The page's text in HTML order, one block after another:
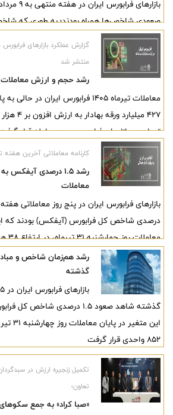
صعودی شاخص‌ها همراه بودند؛ به طوری که
سال جاری به ۴۴.۳ درصد رسید.
گزارش عملکرد بازارهای
منتشر شد
رشد حجم و ارزش معاملات در ۱۹ روز کاری
معاملات تیر‌ماه ۱۴۰۵ فرابورس ایران
تومان در بازارهای فرابورس مورد معامله قرار
(آیفکس) نیز در پایان ماه به ارتفاع ۳۸ هزار و ۸۵۳ واحد رسید.کارنامه معاملاتی آخرین هفته
رشد ۱.۵ درصدی
معاملات
درصدی شاخص کل فرابورس (آیفکس) بودند که
گرفت.
رشد هم‌زمان شاخص و
گذشته
گذشته شاهد صعود ۱.۵ درصدی
۸۵۲ واحدی قرار گرفت
تکمیل زنجیره ارزش در
تعاون؛
«صبا کراد» به جمع